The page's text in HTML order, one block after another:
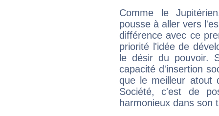
Comme le
pousse à aller vers
différence avec ce
priorité l'idée de
le désir du pouvoir.
capacité d'insertion
que le meilleur atout
Société, c'est de
harmonieux dans son